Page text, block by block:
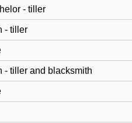
- tiller
- tiller
- tiller and blacksmith